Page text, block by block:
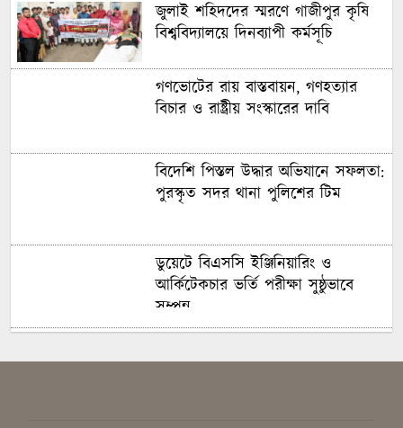
জুলাই শহিদদের স্মরণে গাজীপুর কৃষি
বিশ্ববিদ্যালয়ে দিনব্যাপী কর্মসূচি
গণভোটের রায় বাস্তবায়ন, গণহত্যার
বিচার ও রাষ্ট্রীয় সংস্কারের দাবি
বিদেশি পিস্তল উদ্ধার অভিযানে সফলতা:
পুরস্কৃত সদর থানা পুলিশের টিম
ডুয়েটে বিএসসি ইঞ্জিনিয়ারিং ও
আর্কিটেকচার ভর্তি পরীক্ষা সুষ্ঠুভাবে
সম্পন্ন
ইয়াস বাংলাদেশের সচেতনতামূলক